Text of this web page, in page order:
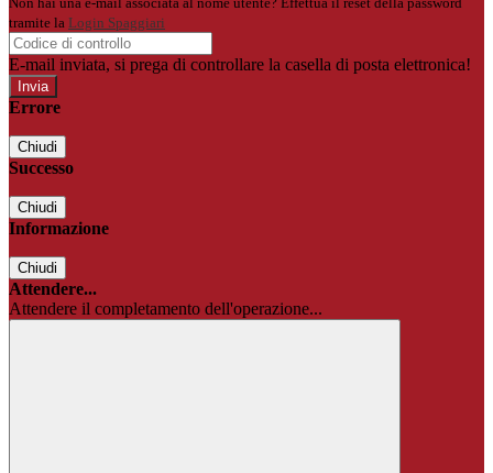
tramite la Login Spaggiari
E-mail inviata, si prega di controllare la casella di posta elettronica!
Errore
Chiudi
Successo
Chiudi
Informazione
Chiudi
Attendere...
Attendere il completamento dell'operazione...